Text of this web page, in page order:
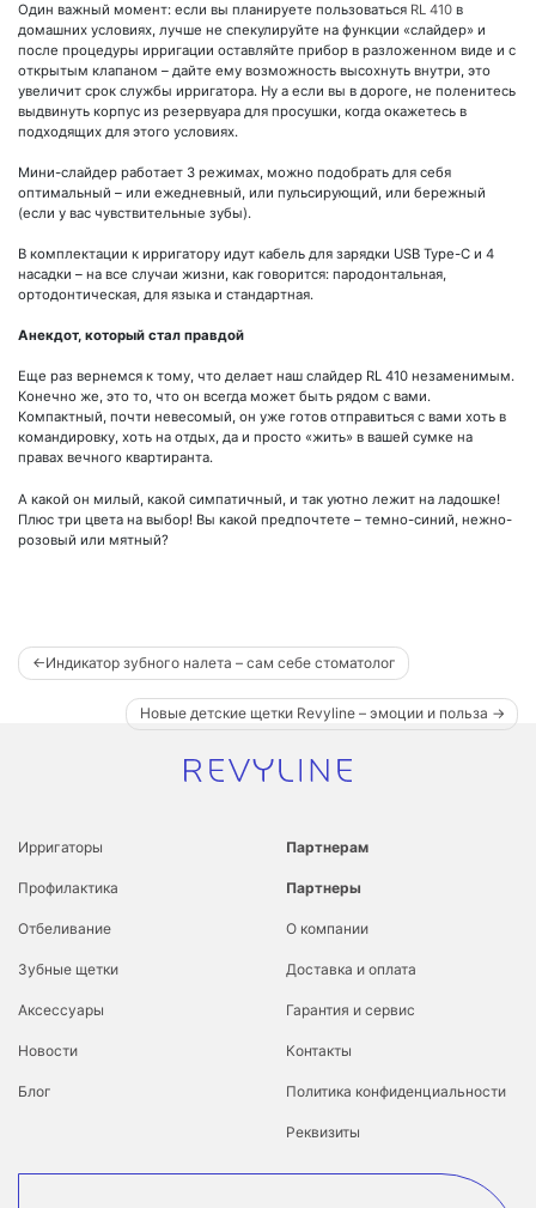
Один важный момент: если вы планируете пользоваться RL 410 в
домашних условиях, лучше не спекулируйте на функции «слайдер» и
после процедуры ирригации оставляйте прибор в разложенном виде и с
открытым клапаном – дайте ему возможность высохнуть внутри, это
увеличит срок службы ирригатора. Ну а если вы в дороге, не поленитесь
выдвинуть корпус из резервуара для просушки, когда окажетесь в
подходящих для этого условиях.
Мини-слайдер работает 3 режимах, можно подобрать для себя
оптимальный – или ежедневный, или пульсирующий, или бережный
(если у вас чувствительные зубы).
В комплектации к ирригатору идут кабель для зарядки USB Type-C и 4
насадки – на все случаи жизни, как говорится: пародонтальная,
ортодонтическая, для языка и стандартная.
Анекдот, который стал правдой
Еще раз вернемся к тому, что делает наш слайдер RL 410 незаменимым.
Конечно же, это то, что он всегда может быть рядом с вами.
Компактный, почти невесомый, он уже готов отправиться с вами хоть в
командировку, хоть на отдых, да и просто «жить» в вашей сумке на
правах вечного квартиранта.
А какой он милый, какой симпатичный, и так уютно лежит на ладошке!
Плюс три цвета на выбор! Вы какой предпочтете – темно-синий, нежно-
розовый или мятный?
Навигация
записям
Индикатор зубного налета – сам себе стоматолог
Новые детские щетки Revyline – эмоции и польза
Ирригаторы
Профилактика
Отбеливание
Зубные щетки
Аксессуары
Новости
Блог
Партнерам
Партнеры
О компании
Доставка и оплата
Гарантия и сервис
Контакты
Политика конфиденциальности
Реквизиты